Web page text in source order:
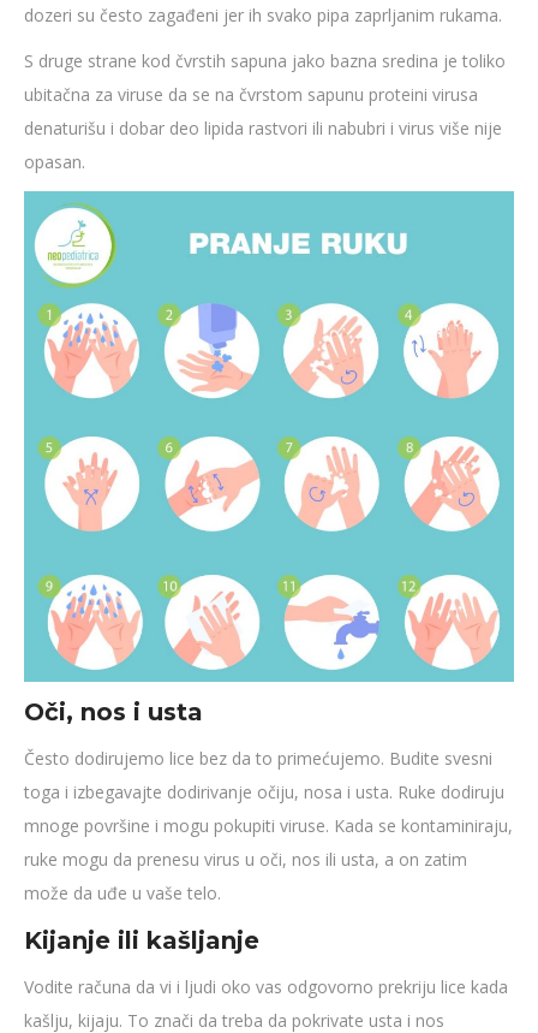
dozeri su često zagađeni jer ih svako pipa zaprljanim rukama.
S druge strane kod čvrstih sapuna jako bazna sredina je toliko
ubitačna za viruse da se na čvrstom sapunu proteini virusa
denaturišu i dobar deo lipida rastvori ili nabubri i virus više nije
opasan.
Oči, nos i usta
Često dodirujemo lice bez da to primećujemo. Budite svesni
toga i izbegavajte dodirivanje očiju, nosa i usta. Ruke dodiruju
mnoge površine i mogu pokupiti viruse. Kada se kontaminiraju,
ruke mogu da prenesu virus u oči, nos ili usta, a on zatim
može da uđe u vaše telo.
Kijanje ili kašljanje
Vodite računa da vi i ljudi oko vas odgovorno prekriju lice kada
kašlju, kijaju. To znači da treba da pokrivate usta i nos